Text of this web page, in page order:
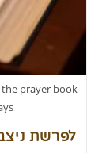
the prayer book
לפרשת